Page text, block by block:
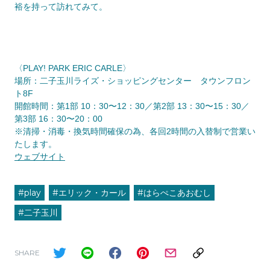
裕を持って訪れてみて。
〈PLAY! PARK ERIC CARLE〉
場所：二子玉川ライズ・ショッピングセンター タウンフロン
ト8F
開館時間：第1部 10：30〜12：30／第2部 13：30〜15：30／
第3部 16：30〜20：00
※清掃・消毒・換気時間確保の為、各回2時間の入替制で営業い
たします。
ウェブサイト
#play #エリック・カール
#はらぺこあおむし
#二子玉川
SHARE